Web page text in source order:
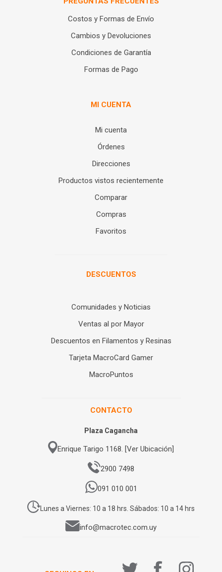
Costos y Formas de Envío
Cambios y Devoluciones
Condiciones de Garantía
Formas de Pago
MI CUENTA
Mi cuenta
Órdenes
Direcciones
Productos vistos recientemente
Comparar
Compras
Favoritos
DESCUENTOS
Comunidades y Noticias
Ventas al por Mayor
Descuentos en Filamentos y Resinas
Tarjeta MacroCard Gamer
MacroPuntos
CONTACTO
Plaza Cagancha
Enrique Tarigo 1168. [Ver Ubicación]
2900 7498
091 010 001
Lunes a Viernes: 10 a 18 hrs. Sábados: 10 a 14 hrs
info@macrotec.com.uy